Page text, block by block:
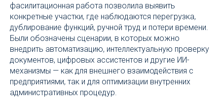
фасилитационная работа позволила выявить
конкретные участки, где наблюдаются перегрузка,
дублирование функций, ручной труд и потери времени.
Были обозначены сценарии, в которых можно
внедрить автоматизацию, интеллектуальную проверку
документов, цифровых ассистентов и другие ИИ-
механизмы — как для внешнего взаимодействия с
предприятиями, так и для оптимизации внутренних
административных процедур.